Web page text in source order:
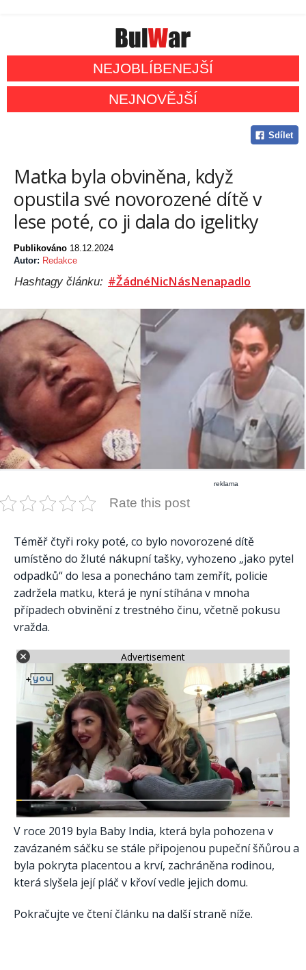
NEJOBLÍBENEJŠÍ
NEJNOVĚJŠÍ
Sdílet
Matka byla obviněna, když
opustila své novorozené dítě v
lese poté, co ji dala do igelitky
Publikováno 18.12.2024
Autor: Redakce
Hashtagy článku: #ŽádnéNicNásNenapadlo
reklama
Rate this post
Téměř čtyři roky poté, co bylo novorozené dítě
umístěno do žluté nákupní tašky, vyhozeno „jako pytel
odpadků“ do lesa a ponecháno tam zemřít, policie
zadržela matku, která je nyní stíhána v mnoha
případech obvinění z trestného činu, včetně pokusu
vražda.
Advertisement
V roce 2019 byla Baby India, která byla pohozena v
zavázaném sáčku se stále připojenou pupeční šňůrou a
byla pokryta placentou a krví, zachráněna rodinou,
která slyšela její pláč v křoví vedle jejich domu.
Pokračujte ve čtení článku na další straně níže.